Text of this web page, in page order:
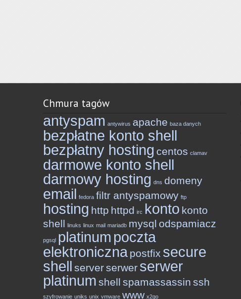
Chmura tagów
antyspam antywirus apache baza danych
bezpłatne konto shell
bezpłatny hosting centos clamav
darmowe konto shell
darmowy hosting dns domeny
email fedora filtr antyspamowy ftp
hosting http httpd irc konto konto
shell linuks linux mail mariadb mysql odspamiacz
pgsql platinum poczta
elektroniczna postfix secure
shell serverserwer serwer
platinum shell spamassassin ssh
szyfrowanie uniks unix vmware www x2go